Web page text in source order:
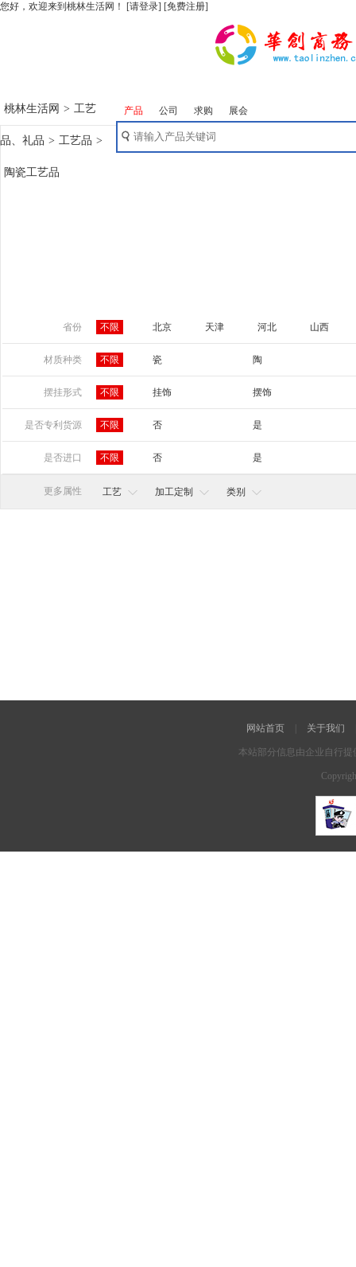
您好，欢迎来到桃林生活网！ [请登录] [免费注册]
产品 公司 求购 展会
桃林生活网 > 工艺
品、礼品 > 工艺品 >
陶瓷工艺品
省份 不限 北京 天津 河北 山西
山东 河南 湖南
宁夏 新疆
材质种类 不限 瓷 陶
摆挂形式 不限 挂饰 摆饰
是否专利货源 不限 否 是
是否进口 不限 否 是
更多属性 工艺 加工定制 类别
网站首页 关于我们
本站部分信息由企业自行